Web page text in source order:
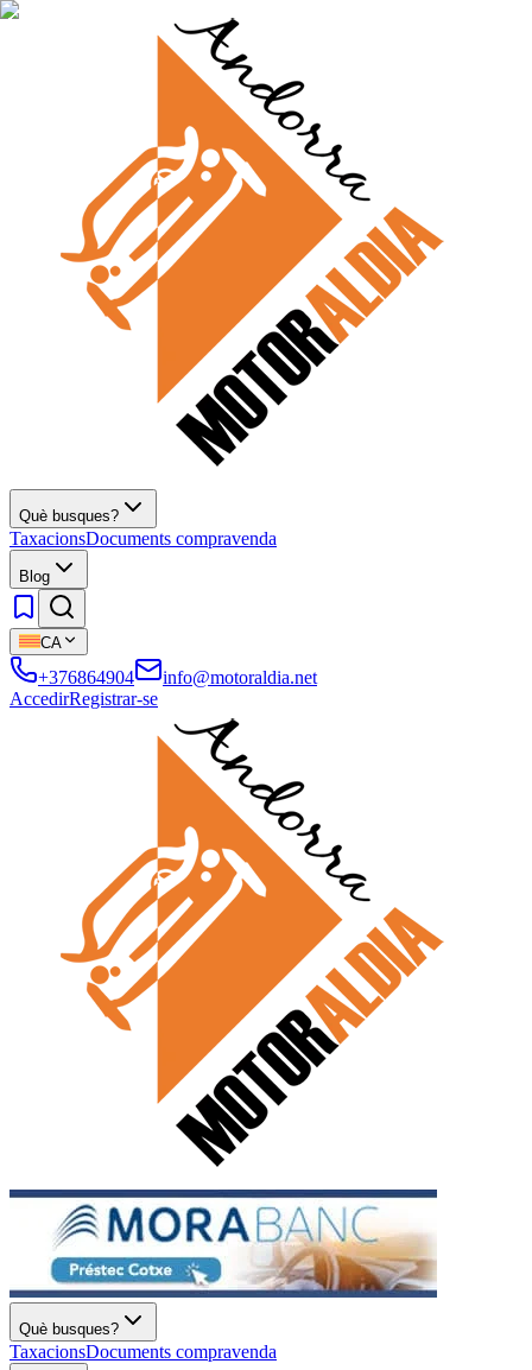
Què busques?
TaxacionsDocuments compravenda
Blog
CA
+376864904
info@motoraldia.net
AccedirRegistrar-se
Què busques?
TaxacionsDocuments compravenda